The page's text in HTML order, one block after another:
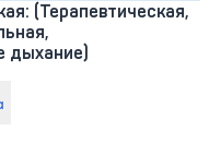
(Терапевтическая,
дыхание)